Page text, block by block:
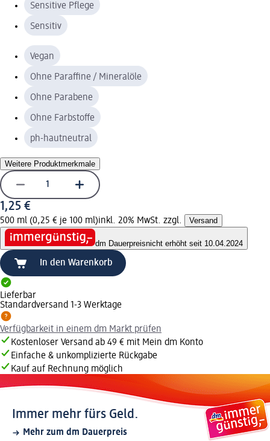
Sensitive Pflege
Sensitiv
Vegan
Ohne Paraffine / Mineralöle
Ohne Parabene
Ohne Farbstoffe
ph-hautneutral
Weitere Produktmerkmale
1,25 €
500 ml (0,25 € je 100 ml)inkl. 20% MwSt. zzgl. Versand
dm Dauerpreisnicht erhöht seit 10.04.2024
In den Warenkorb
Lieferbar
Standardversand 1-3 Werktage
Verfügbarkeit in einem dm Markt prüfen
Kostenloser Versand ab 49 € mit Mein dm Konto
Einfache & unkomplizierte Rückgabe
Kauf auf Rechnung möglich
Immer mehr fürs Geld.
Mehr zum dm Dauerpreis